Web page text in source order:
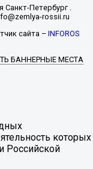
Санкт-Петербург .
rossii.ru
сайта –INFOROS
БАННЕРНЫЕ МЕСТА
которых
Российской